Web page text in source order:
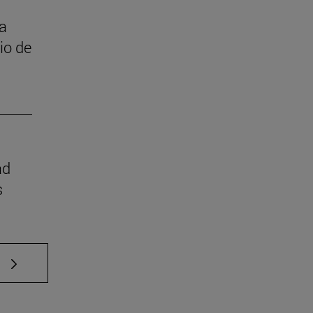
de
TAB para desplazarse.